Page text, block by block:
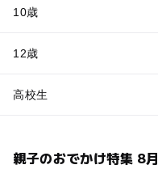
10歳
12歳
高校生
親子のおでかけ特集 8月